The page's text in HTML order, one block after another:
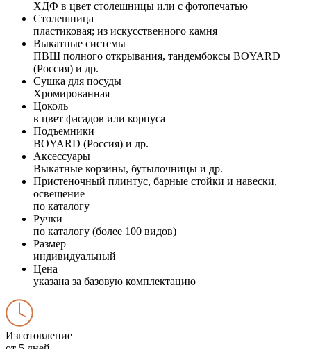
ХДФ в цвет столешницы или с фотопечатью
Столешница
пластиковая; из искусственного камня
Выкатные системы
ПВШ полного открывания, тандембоксы BOYARD
(Россия) и др.
Сушка для посуды
Хромированная
Цоколь
в цвет фасадов или корпуса
Подъемники
BOYARD (Россия) и др.
Аксессуары
Выкатные корзины, бутылочницы и др.
Пристеночный плинтус, барные стойки и навески,
освещение
по каталогу
Ручки
по каталогу (более 100 видов)
Размер
индивидуальный
Цена
указана за базовую комплектацию
Изготовление